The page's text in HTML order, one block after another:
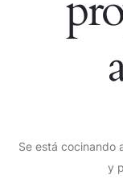
Se está cocinando
y